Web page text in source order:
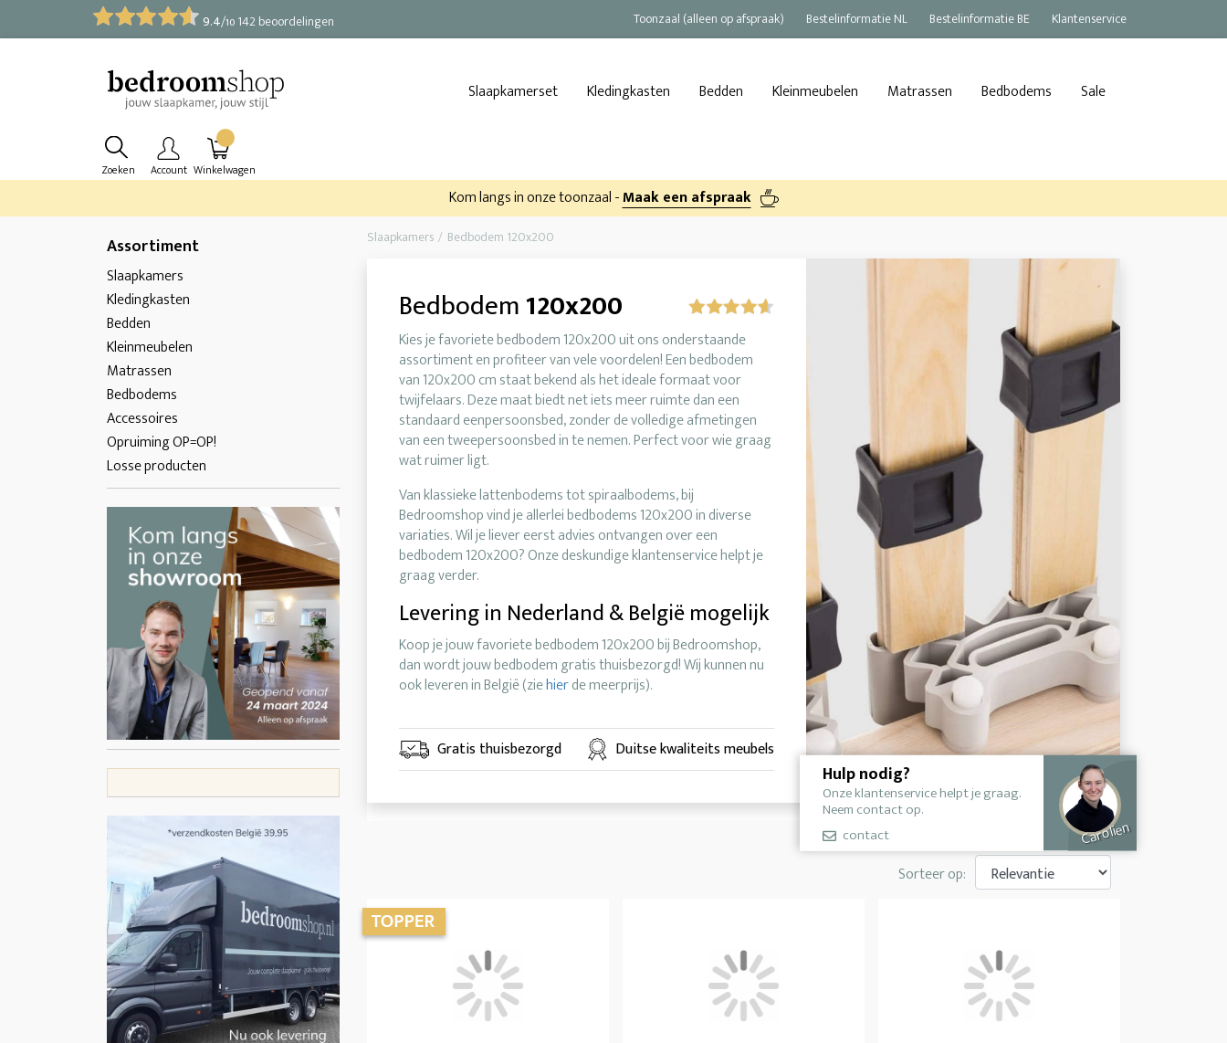
9.4/10 142 beoordelingen Toonzaal (alleen op afspraak) Bestelinformatie NL Bestelinformatie BE Klantenservice
Slaapkamerset Kledingkasten Bedden Kleinmeubelen Matrassen Bedbodems Sale
Zoeken Account Winkelwagen
Kom langs in onze toonzaal -Maak een afspraak
Assortiment
Slaapkamers
Kledingkasten
Bedden
Kleinmeubelen
Matrassen
Bedbodems
Accessoires
Opruiming OP=OP!
Losse producten
Slaapkamers Bedbodem 120x200
Bedbodem120x200
Kies je favoriete bedbodem 120x200 uit ons onderstaande
assortiment en profiteer van vele voordelen! Een bedbodem
van 120x200 cm staat bekend als het ideale formaat voor
twijfelaars. Deze maat biedt net iets meer ruimte dan een
standaard eenpersoonsbed, zonder de volledige afmetingen
van een tweepersoonsbed in te nemen. Perfect voor wie graag
wat ruimer ligt.
Van klassieke lattenbodems tot spiraalbodems, bij
Bedroomshop vind je allerlei bedbodems 120x200 in diverse
variaties. Wil je liever eerst advies ontvangen over een
bedbodem 120x200? Onze deskundige klantenservice helpt je
graag verder.
Levering in Nederland & België mogelijk
Koop je jouw favoriete bedbodem 120x200 bij Bedroomshop,
dan wordt jouw bedbodem gratis thuisbezorgd! Wij kunnen nu
ook leveren in België (ziehierde meerprijs).
Gratis thuisbezorgd Duitse kwaliteits meubels
Hulp nodig?
Onze klantenservice helpt je graag.
Neem contact op.
contact
Carolien
Sorteer op: